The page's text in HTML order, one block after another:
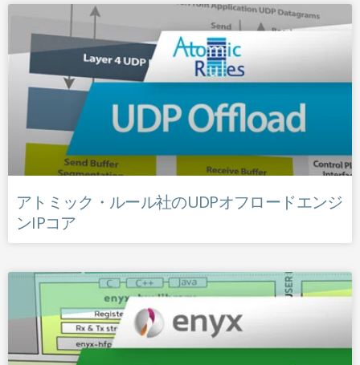
アトミック・ルール社のUDPオフロードエンジ
ンIPコア